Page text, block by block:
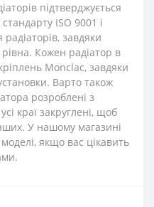
підтверджується
ISO 9001 і
завдяки
рівна. Кожен радіатор в
Monclac, завдяки
Варто також
розроблені з
краї закруглені, щоб
У нашому магазині
якщо вас цікавить